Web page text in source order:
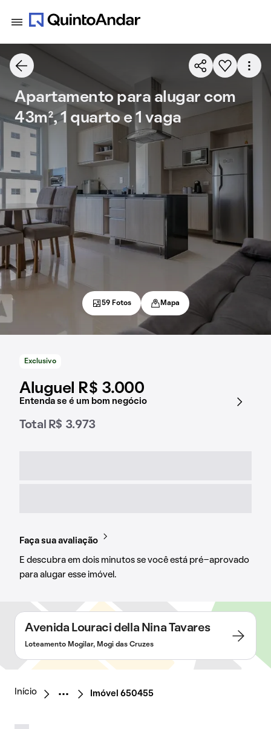
Exclusivo
Aluguel R$ 3.000
Entenda se é um bom negócio
Total R$ 3.973
Faça sua avaliação
E descubra em dois minutos se você está pré-aprovado
para alugar esse imóvel.
Apartamento para alugar com
43m², 1 quarto e 1 vaga
59 Fotos Mapa
Avenida Louraci della Nina Tavares
Loteamento Mogilar, Mogi das Cruzes
Início Imóvel 650455